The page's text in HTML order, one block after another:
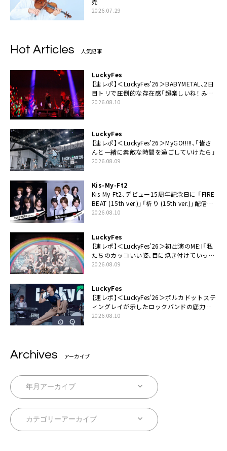
2026.07.29
Hot Articles 人気記事
LuckyFes
【速レポ】＜LuckyFes’26＞BABYMETAL、2日
目トリで圧倒的な存在感「超楽しいね！ みん
なありがとう！」
2026.08.10
LuckyFes
【速レポ】＜LuckyFes’26＞MyGO!!!!!、「皆さ
んと一緒に素敵な時間を過ごしていけたら」
2026.08.09
Kis-My-Ft2
Kis-My-Ft2、デビュー15周年記念日に 「FIRE
BEAT (15th ver.)」「祈り (15th ver.)」配信ス
タート
2026.08.10
LuckyFes
【速レポ】＜LuckyFes’26＞初出演のME:I「私
たちのカッコいい姿、目に焼き付けていって
ください！」
2026.08.09
LuckyFes
【速レポ】＜LuckyFes’26＞ポルカドットステ
ィングレイが示したロックバンドの底力
「LuckyFesのマスコットキャラクターである
2026.08.10
Archives アーカイブ